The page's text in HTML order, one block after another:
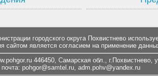
городского округа Похвистнево
сайтом является согласием на применение
446450, Самарская обл., г.Похвистнево,
pohgor@samtel.ru, adm.pohv@yandex.ru